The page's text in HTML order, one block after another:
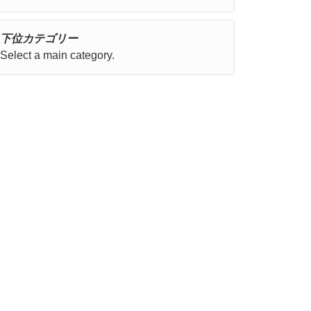
下位カテゴリー
Select a main category.